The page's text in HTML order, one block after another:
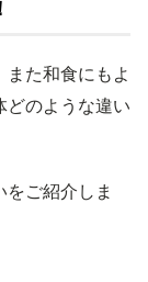
た和食にもよ
どのような違い
ご紹介しま